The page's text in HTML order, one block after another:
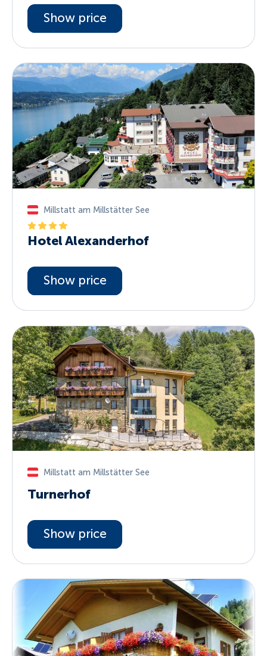
Show price
Millstatt am Millstätter See
Hotel Alexanderhof
Show price
Millstatt am Millstätter See
Turnerhof
Show price